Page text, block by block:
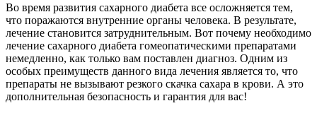
Во время развития сахарного диабета все осложняется тем,
что поражаются внутренние органы человека. В результате,
лечение становится затруднительным. Вот почему необходимо
лечение сахарного диабета гомеопатическими препаратами
немедленно, как только вам поставлен диагноз. Одним из
особых преимуществ данного вида лечения является то, что
препараты не вызывают резкого скачка сахара в крови. А это
дополнительная безопасность и гарантия для вас!